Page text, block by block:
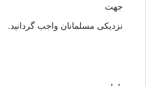
جهت
نزديكى مسلمانان واجب گردانيد.